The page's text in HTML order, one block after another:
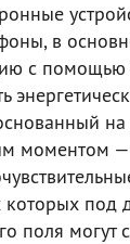
в
с помощью
на
моментом —
которых под
поля могут